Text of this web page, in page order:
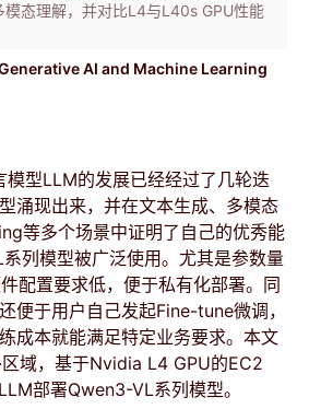
模态理解，并对比L4与L40s GPU性能
AI and Machine Learning
型LLM的发展已经经过了几轮迭
涌现出来，并在文本生成、多模态
等多个场景中证明了自己的优秀能
列模型被广泛使用。尤其是参数量
配置要求低，便于私有化部署。同
便于用户自己发起Fine-tune微调，
成本就能满足特定业务要求。本文
域，基于Nvidia L4 GPU的EC2
部署Qwen3-VL系列模型。